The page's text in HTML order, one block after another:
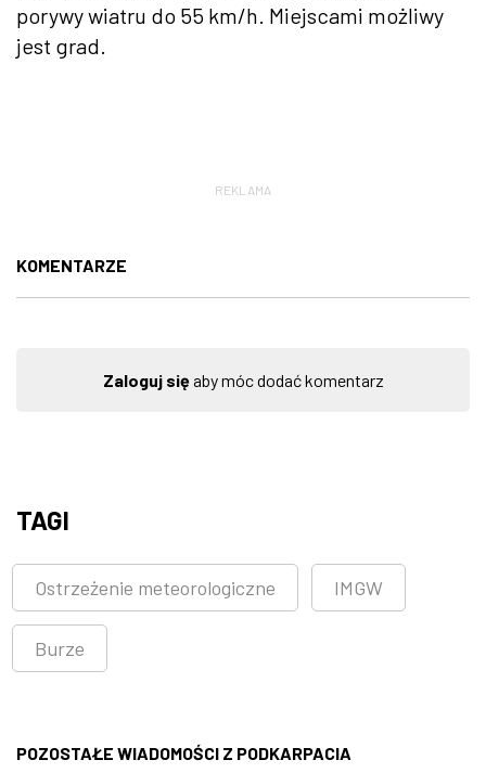
porywy wiatru do 55 km/h. Miejscami możliwy
jest grad.
REKLAMA
KOMENTARZE
Zaloguj sięaby móc dodać komentarz
TAGI
Ostrzeżenie meteorologiczne IMGW
Burze
POZOSTAŁE WIADOMOŚCI Z PODKARPACIA